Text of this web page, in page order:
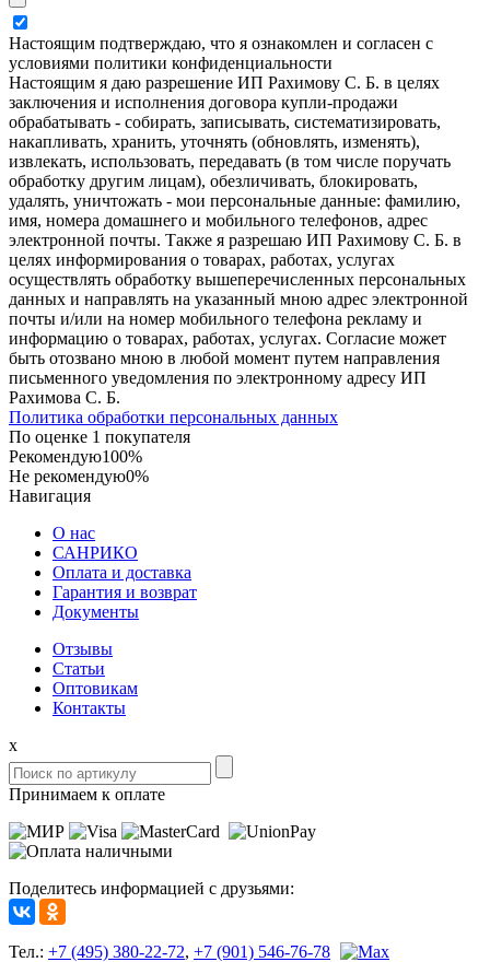
Настоящим подтверждаю, что я ознакомлен и согласен с
условиями политики конфиденциальности
Настоящим я даю разрешение ИП Рахимову С. Б. в целях
заключения и исполнения договора купли-продажи
обрабатывать - собирать, записывать, систематизировать,
накапливать, хранить, уточнять (обновлять, изменять),
извлекать, использовать, передавать (в том числе поручать
обработку другим лицам), обезличивать, блокировать,
удалять, уничтожать - мои персональные данные: фамилию,
имя, номера домашнего и мобильного телефонов, адрес
электронной почты. Также я разрешаю ИП Рахимову С. Б. в
целях информирования о товарах, работах, услугах
осуществлять обработку вышеперечисленных персональных
данных и направлять на указанный мною адрес электронной
почты и/или на номер мобильного телефона рекламу и
информацию о товарах, работах, услугах. Согласие может
быть отозвано мною в любой момент путем направления
письменного уведомления по электронному адресу ИП
Рахимова С. Б.
Политика обработки персональных данных
По оценке 1 покупателя
Рекомендую100%
Не рекомендую0%
Навигация
О нас
САНРИКО
Оплата и доставка
Гарантия и возврат
Документы
Отзывы
Статьи
Оптовикам
Контакты
x
Принимаем к оплате
Поделитесь информацией с друзьями:
Тел.: +7 (495) 380-22-72, +7 (901) 546-76-78